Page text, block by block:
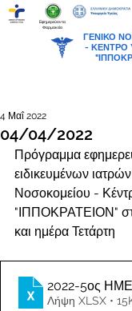
ΓΕΝΙΚΟ
- ΚΕΝΤΡΟ
Εφημερεύοντα
Φαρμακεία
04/04/2022
4 Μαΐ 2022
Πρόγραμμα
ειδικευμένων
Νοσοκομείου -
"ΙΠΠΟΚΡΑΤΕΙΟΝ"
και ημέρα Τετάρτη
2022-5ος
Λήψη XLSX •